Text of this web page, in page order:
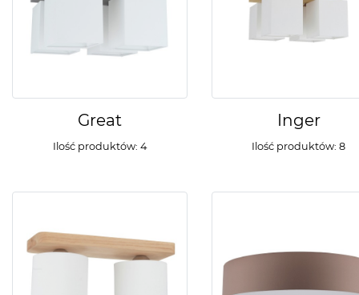
Great
Ilość produktów: 4
Inger
Ilość produktów: 8